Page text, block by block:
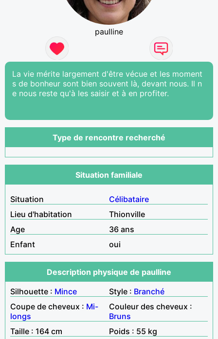
paulline
La vie mérite largement d'être vécue et les moment
s de bonheur sont bien souvent là, devant nous. Il n
e nous reste qu'à les saisir et à en profiter.
Type de rencontre recherché
Situation familiale
Situation
Célibataire
Lieu d'habitation
Thionville
Age
36 ans
Enfant
oui
Description physique de paulline
Silhouette : Mince Style : Branché
Coupe de cheveux : Mi-
longs
Couleur des cheveux :
Bruns
Taille : 164 cm
Poids : 55 kg